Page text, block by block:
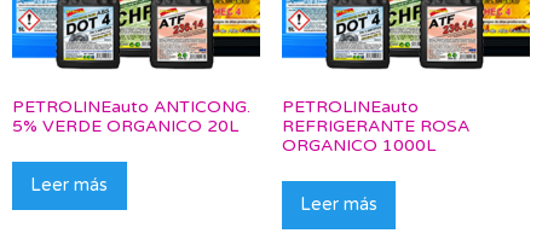
PETROLINEauto ANTICONG.
5% VERDE ORGANICO 20L
Leer más
PETROLINEauto
REFRIGERANTE ROSA
ORGANICO 1000L
Leer más